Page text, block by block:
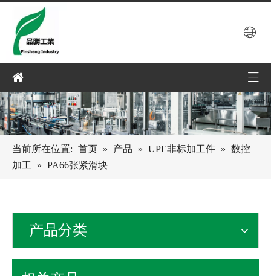
当前所在位置: 首页 » 产品 » UPE非标加工件 » 数控
加工
» PA66张紧滑块
产品分类